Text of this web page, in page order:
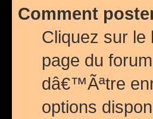
Comment
Cliquez sur
page du
dâ€™Ãªtre
options